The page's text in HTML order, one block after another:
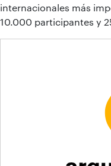
internacionales más
10.000 participantes y